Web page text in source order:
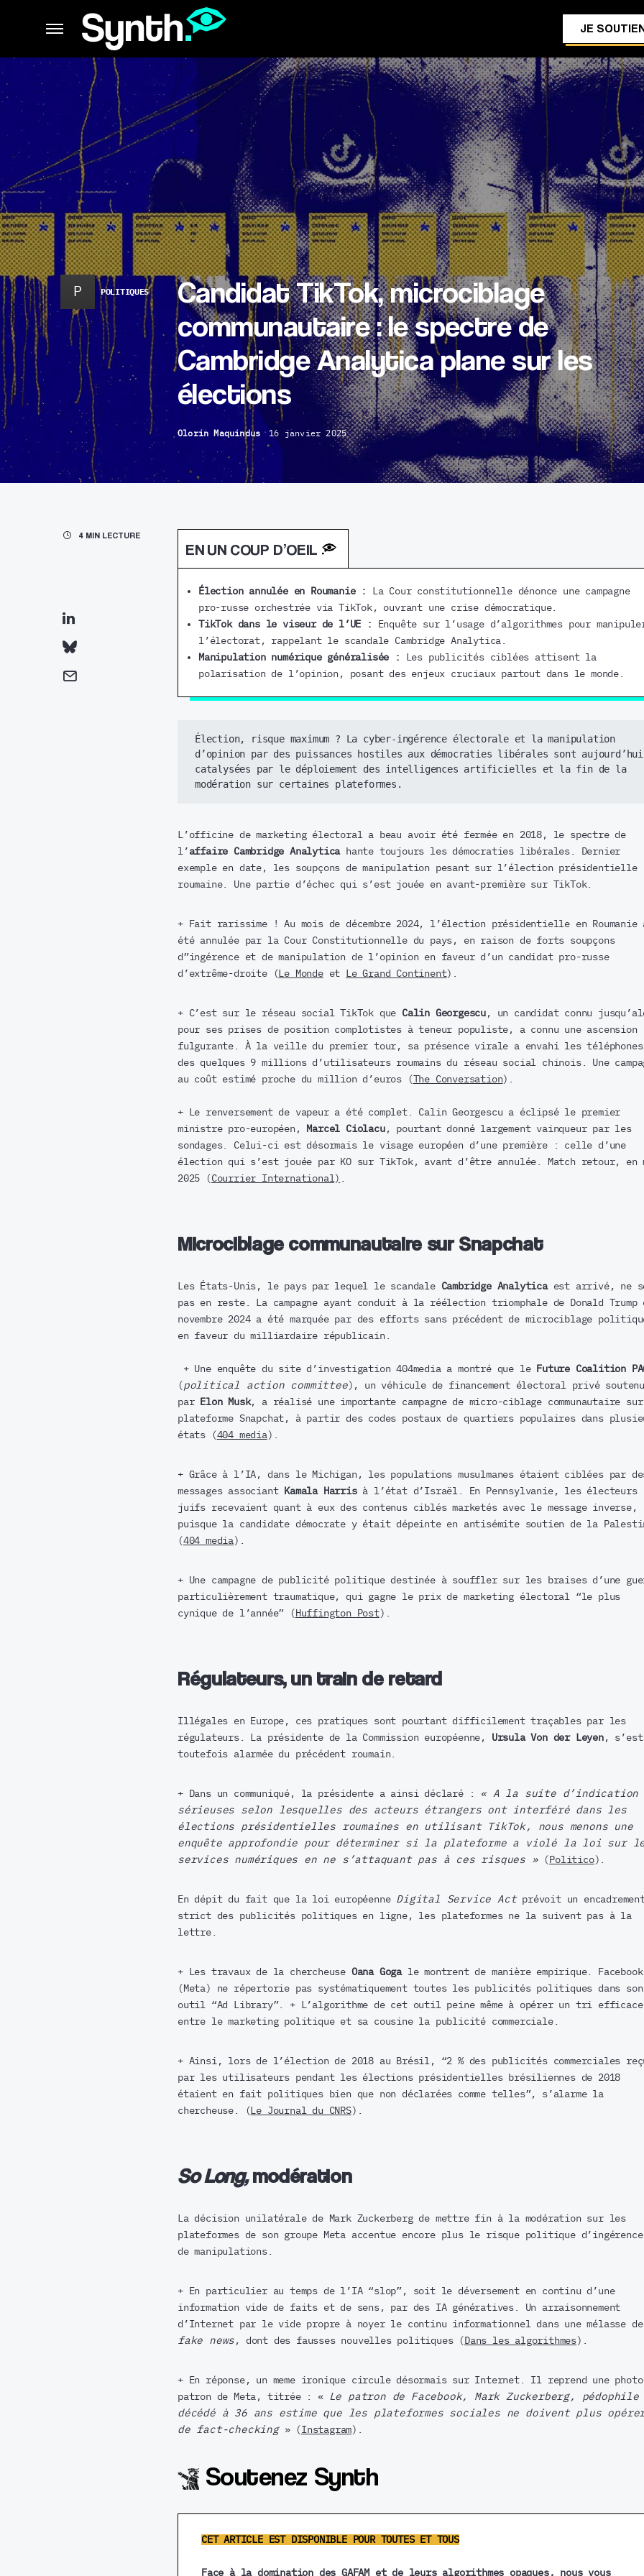
JE
P POLITIQUES
Candidat TikTok, microciblage
communautaire : le spectre de
Cambridge Analytica plane sur les
élections
Olorin Maquindus 16 janvier 2025
4 MIN LECTURE
EN UN COUP D’OEIL
Élection annulée en Roumanie :
La Cour constitutionnelle dénonce une campagne
pro-russe orchestrée via TikTok, ouvrant une crise démocratique.
TikTok dans le viseur de l’UE :
Enquête sur l’usage d’algorithmes pour
l’électorat, rappelant le scandale Cambridge Analytica.
Manipulation numérique généralisée :
Les publicités ciblées attisent la
polarisation de l’opinion, posant des enjeux cruciaux partout dans le monde.
Élection, risque maximum ? La cyber-ingérence électorale et la manipulation
d’opinion par des puissances hostiles aux démocraties libérales sont aujourd’hui
catalysées par le déploiement des intelligences artificielles et la fin de la
modération sur certaines plateformes.
L’officine de marketing électoral a beau avoir été fermée en 2018, le spectre de
l’ affaire Cambridge Analyticahante toujours les démocraties libérales. Dernier
exemple en date, les soupçons de manipulation pesant sur l’élection présidentielle
roumaine. Une partie d’échec qui s’est jouée en avant-première sur TikTok.
+ Fait rarissime ! Au mois de décembre 2024, l’élection présidentielle en Roumanie
été annulée par la Cour Constitutionnelle du pays, en raison de forts soupçons
d”ingérence et de manipulation de l’opinion en faveur d’un candidat pro-russe
d’extrême-droite ( Le Mondeet Le Grand Continent).
+ C’est sur le réseau social TikTok que Calin Georgescu , un candidat connu
pour ses prises de position complotistes à teneur populiste, a connu une ascension
fulgurante. À la veille du premier tour, sa présence virale a envahi les téléphones
des quelques 9 millions d’utilisateurs roumains du réseau social chinois. Une
au coût estimé proche du million d’euros (The Conversation).
+ Le renversement de vapeur a été complet. Calin Georgescu a éclipsé le premier
ministre pro-européen,
Marcel Ciolacu, pourtant donné largement vainqueur par les
sondages. Celui-ci est désormais le visage européen d’une première : celle d’une
élection qui s’est jouée par KO sur TikTok, avant d’être annulée. Match retour, en
2025 ( Courrier International) .
Microciblage communautaire sur Snapchat
Les États-Unis, le pays par lequel le scandale Cambridge Analyticaest arrivé, ne
pas en reste. La campagne ayant conduit à la réélection triomphale de Donald Trump
novembre 2024 a été marquée par des efforts sans précédent de microciblage
en faveur du milliardaire républicain.
+ Une enquête du site d’investigation 404media a montré que le
Future Coalition
( political action committee), un véhicule de financement électoral privé
par
Elon Musk, a réalisé une importante campagne de micro-ciblage communautaire
plateforme Snapchat, à partir des codes postaux de quartiers populaires dans
états (404 media).
+ Grâce à l’IA, dans le Michigan, les populations musulmanes étaient ciblées par
messages associant Kamala Harrisà l’état d’Israël. En Pennsylvanie, les électeurs
juifs recevaient quant à eux des contenus ciblés marketés avec le message inverse,
puisque la candidate démocrate y était dépeinte en antisémite soutien de la
(404 media).
+ Une campagne de publicité politique destinée à souffler sur les braises d’une
particulièrement traumatique, qui gagne le prix de marketing électoral “le plus
cynique de l’année” ( Huffington Post).
Régulateurs, un train de retard
Illégales en Europe, ces pratiques sont pourtant difficilement traçables par les
régulateurs. La présidente de la Commission européenne, Ursula Von der Leyen, s’est
toutefois alarmée du précédent roumain.
+ Dans un communiqué, la présidente a ainsi déclaré :
« A la suite d’indication
sérieuses selon lesquelles des acteurs étrangers ont interféré dans les
élections présidentielles roumaines en utilisant TikTok, nous menons une
enquête approfondie pour déterminer si la plateforme a violé la loi sur
services numériques en ne s’attaquant pas à ces risques »( Politico).
En dépit du fait que la loi européenne Digital Service Actprévoit un
strict des publicités politiques en ligne, les plateformes ne la suivent pas à la
lettre.
+ Les travaux de la chercheuse Oana Gogale montrent de manière empirique. Facebook
(Meta) ne répertorie pas systématiquement toutes les publicités politiques dans son
outil “Ad Library”. + L’algorithme de cet outil peine même à opérer un tri efficace
entre le marketing politique et sa cousine la publicité commerciale.
+ Ainsi, lors de l’élection de 2018 au Brésil, “2 % des publicités commerciales
par les utilisateurs pendant les élections présidentielles brésiliennes de 2018
étaient en fait politiques bien que non déclarées comme telles”, s’alarme la
chercheuse. ( Le Journal du CNRS).
So Long,modération
La décision unilatérale de Mark Zuckerberg de mettre fin à la modération sur les
plateformes de son groupe Meta accentue encore plus le risque politique
de manipulations.
+ En particulier au temps de l’IA “slop”, soit le déversement en continu d’une
information vide de faits et de sens, par des IA génératives. Un arraisonnement
d’Internet par le vide propre à noyer le continu informationnel dans une mélasse de
fake news , dont des fausses nouvelles politiques ( Dans les algorithmes).
+ En réponse, un meme ironique circule désormais sur Internet. Il reprend une
patron de Meta, titrée : « Le patron de Facebook, Mark Zuckerberg, pédophile
décédé à 36 ans estime que les plateformes sociales ne doivent plus
de fact-checking» ( Instagram).
Soutenez Synth
CET ARTICLE EST DISPONIBLE POUR TOUTES ET TOUS
Face à la domination des GAFAM et de leurs algorithmes opaques, nous vous